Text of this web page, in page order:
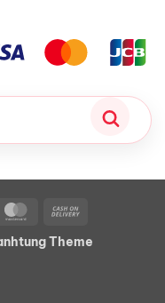
MasterCard
Delivery
Theme